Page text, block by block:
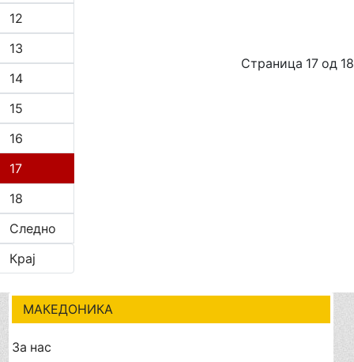
12
13
14
15
16
17
18
Следно
Крај
Страница 17 од 18
МАКЕДОНИКА
За нас